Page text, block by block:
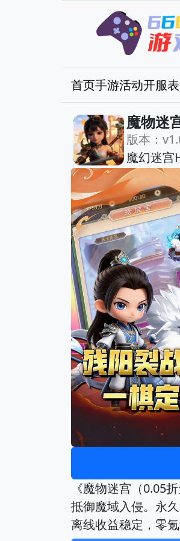
首页手游活动开服表
魔物迷
版本：
魔幻迷宫
《魔物迷宫（0.05
抵御魔域入侵。永
离线收益稳定，零